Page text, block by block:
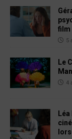
film
5
Le
4